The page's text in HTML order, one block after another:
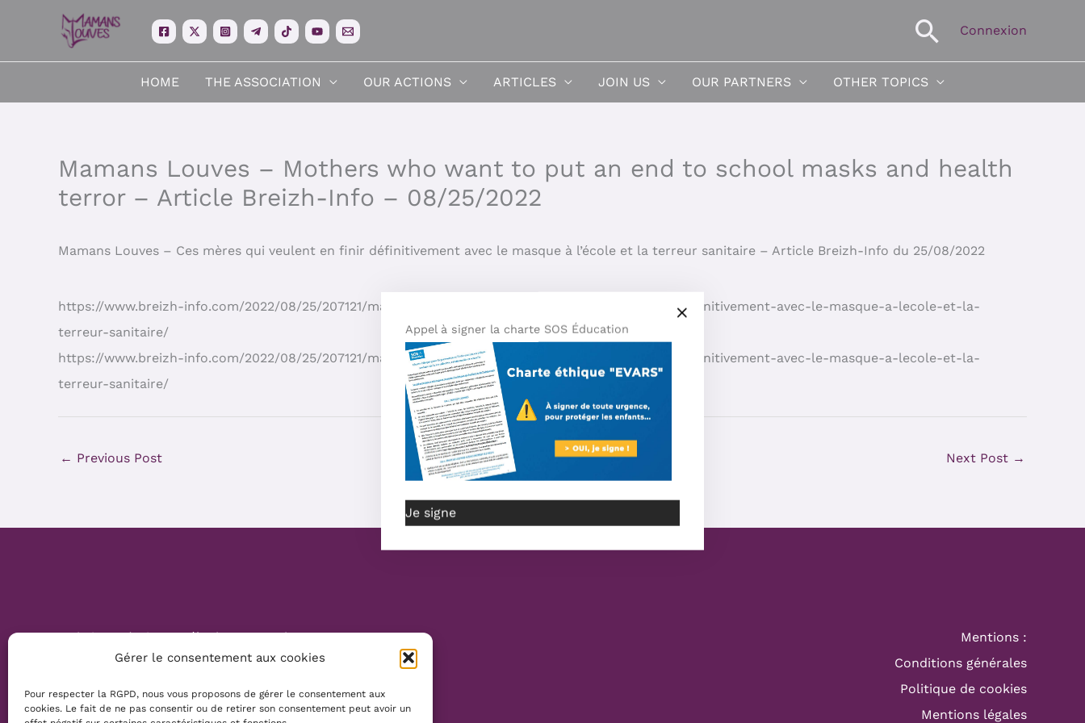
Gérer le consentement aux cookies
Pour respecter la RGPD, nous vous proposons de gérer le consentement aux
cookies. Le fait de ne pas consentir ou de retirer son consentement peut avoir un
content
Search
Connexion
HOME THE ASSOCIATION OUR ACTIONS ARTICLES JOIN US OUR PARTNERS OTHER TOPICS
Mamans Louves – Mothers who want to put an end to school masks and health
terror – Article Breizh-Info – 08/25/2022
Mamans Louves – Ces mères qui veulent en finir définitivement avec le masque à l’école et la terreur sanitaire – Article Breizh-Info du 25/08/2022
https://www.breizh-info.com/2022/08/25/207121/mamans-louves-ces-meres-qui-veulent-en-finir-definitivement-avec-le-masque-a-lecole-et-la-
terreur-sanitaire/
https://www.breizh-info.com/2022/08/25/207121/mamans-louves-ces-meres-qui-veulent-en-finir-definitivement-avec-le-masque-a-lecole-et-la-
terreur-sanitaire/
← Previous Post Next Post →
Website Création :Mélanie Parmentier
Copyright © 2026 Mamans Louves
Mentions :
Conditions générales
Politique de cookies
Mentions légales
Appel à signer la charte SOS Éducation
Je signe